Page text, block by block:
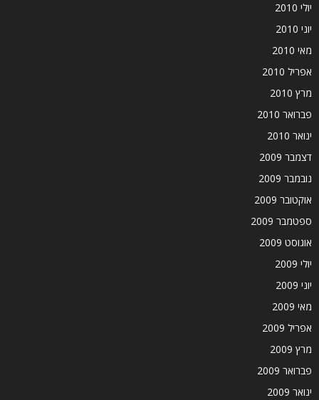
יולי 2010
יוני 2010
מאי 2010
אפריל 2010
מרץ 2010
פברואר 2010
ינואר 2010
דצמבר 2009
נובמבר 2009
אוקטובר 2009
ספטמבר 2009
אוגוסט 2009
יולי 2009
יוני 2009
מאי 2009
אפריל 2009
מרץ 2009
פברואר 2009
ינואר 2009